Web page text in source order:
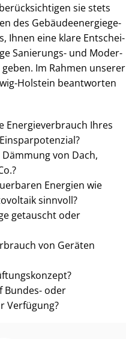
sie stets
des Ge­bäu­de­en­er­gie­ge­
Ihnen eine klare Ent­schei­
Sanierungs- und Mo­der­
Im Rahmen unserer
Holstein beantworten
En­er­gie­ver­brauch Ihres
von Dach,
Energien wie
sinnvoll?
getauscht oder
von Geräten
Bundes- oder
Verfügung?